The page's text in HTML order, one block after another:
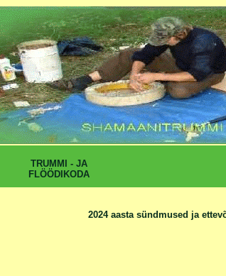
2024 aasta sündmused ja
TRUMMI - JA
FLÖÖDIKODA